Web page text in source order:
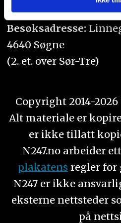
eller som de har samlet inn
tjenestene deres.
Besøksadresse:
4640 Søgne
(2. et. over Sør-Tre)
Copyright 2014-
Alt materiale er
er ikke tillatt
N247.no arbeider
plakatens regler for
N247 er ikke
eksterne nettsteder
på